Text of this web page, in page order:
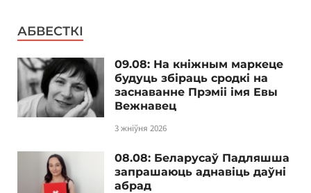
АБВЕСТКІ
09.08: На кніжным маркеце
будуць збіраць сродкі на
заснаванне Прэміі імя Евы
Вежнавец
3 жніўня 2026
08.08: Беларусаў Падляшша
запрашаюць аднавіць даўні
абрад